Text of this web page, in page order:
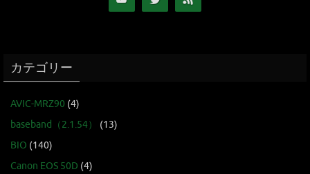
カテゴリー
AVIC-MRZ90 (4)
baseband（2.1.54）
(13)
BIO (140)
Canon EOS 50D (4)